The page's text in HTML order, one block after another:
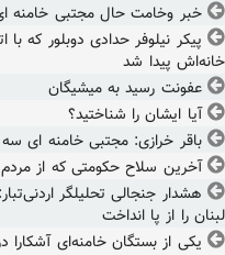
خبر وخامت حال مجتبی خامنه
پیکر نیلوفر حدادی دوبلور که
خانه‌اش پیدا شد
عفونت رسید به میشیگان
آیا ایشان را شناختید؟
باقر خرازی: مجتبی خامنه ای
آخرین سلاح حکومتی که از
هشدار جنجالی تحلیلگر
لبنان را از پا انداخت
یکی از بستگان خامنه‌ای